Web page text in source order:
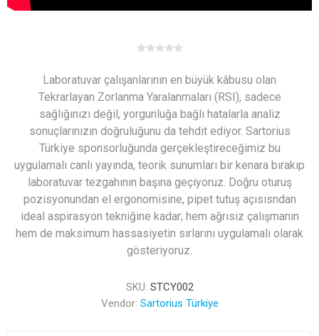
Laboratuvar çalışanlarının en büyük kâbusu olan
Tekrarlayan Zorlanma Yaralanmaları (RSI), sadece
sağlığınızı değil, yorgunluğa bağlı hatalarla analiz
sonuçlarınızın doğruluğunu da tehdit ediyor. Sartorius
Türkiye sponsorluğunda gerçekleştireceğimiz bu
uygulamalı canlı yayında, teorik sunumları bir kenara bırakıp
laboratuvar tezgahının başına geçiyoruz. Doğru oturuş
pozisyonundan el ergonomisine, pipet tutuş açısısndan
ideal aspirasyon tekniğine kadar; hem ağrısız çalışmanın
hem de maksimum hassasiyetin sırlarını uygulamalı olarak
gösteriyoruz.
SKU: STCY002
Vendor: Sartorius Türkiye